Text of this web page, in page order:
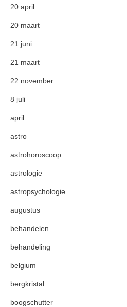
20 april
20 maart
21 juni
21 maart
22 november
8 juli
april
astro
astrohoroscoop
astrologie
astropsychologie
augustus
behandelen
behandeling
belgium
bergkristal
boogschutter